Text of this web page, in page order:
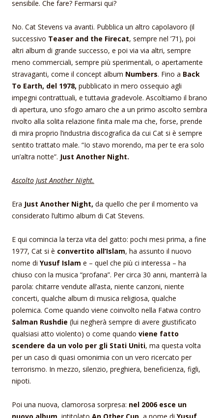
sensibile. Che fare? Fermarsi qui?
No. Cat Stevens va avanti. Pubblica un altro capolavoro (il
successivo Teaser and the Firecat, sempre nel ’71), poi
altri album di grande successo, e poi via via altri, sempre
meno commerciali, sempre più sperimentali, o apertamente
stravaganti, come il concept album Numbers. Fino a Back
To Earth, del 1978, pubblicato in mero ossequio agli
impegni contrattuali, e tuttavia gradevole. Ascoltiamo il brano
di apertura, uno sfogo amaro che a un primo ascolto sembra
rivolto alla solita relazione finita male ma che, forse, prende
di mira proprio l’industria discografica da cui Cat si è sempre
sentito trattato male. “Io stavo morendo, ma per te era solo
un’altra notte”. Just Another Night.
Ascolto Just Another Night.
Era Just Another Night, da quello che per il momento va
considerato l’ultimo album di Cat Stevens.
E qui comincia la terza vita del gatto: pochi mesi prima, a fine
1977, Cat si è convertito all’Islam, ha assunto il nuovo
nome di Yusuf Islam e – quel che più ci interessa – ha
chiuso con la musica “profana”. Per circa 30 anni, manterrà la
parola: chitarre vendute all’asta, niente canzoni, niente
concerti, qualche album di musica religiosa, qualche
polemica. Come quando viene coinvolto nella Fatwa contro
Salman Rushdie (lui negherà sempre di avere giustificato
qualsiasi atto violento) o come quando viene fatto
scendere da un volo per gli Stati Uniti, ma questa volta
per un caso di quasi omonimia con un vero ricercato per
terrorismo. In mezzo, silenzio, preghiera, beneficienza, figli,
nipoti.
Poi una nuova, clamorosa sorpresa: nel 2006 esce un